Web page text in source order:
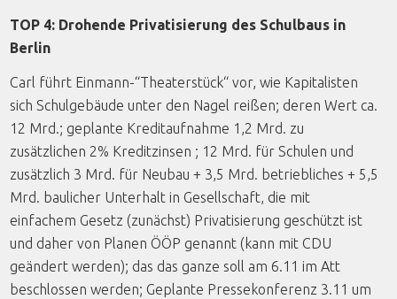
TOP 4: Drohende Privatisierung des Schulbaus in
Berlin
Carl führt Einmann-“Theaterstück“ vor, wie Kapitalisten
sich Schulgebäude unter den Nagel reißen; deren Wert ca.
12 Mrd.; geplante Kreditaufnahme 1,2 Mrd. zu
zusätzlichen 2% Kreditzinsen ; 12 Mrd. für Schulen und
zusätzlich 3 Mrd. für Neubau + 3,5 Mrd. betriebliches + 5,5
Mrd. baulicher Unterhalt in Gesellschaft, die mit
einfachem Gesetz (zunächst) Privatisierung geschützt ist
und daher von Planen ÖÖP genannt (kann mit CDU
geändert werden); das das ganze soll am 6.11 im Att
beschlossen werden; Geplante Pressekonferenz 3.11 um